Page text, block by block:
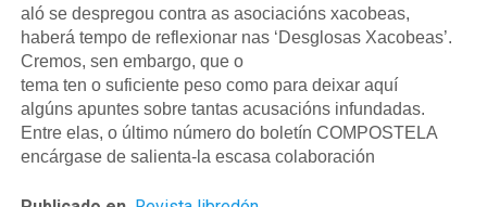
aló se despregou contra as asociacións xacobeas,
haberá tempo de reflexionar nas ‘Desglosas Xacobeas’.
Cremos, sen embargo, que o
tema ten o suficiente peso como para deixar aquí
algúns apuntes sobre tantas acusacións infundadas.
Entre elas, o último número do boletín COMPOSTELA
encárgase de salienta-la escasa colaboración